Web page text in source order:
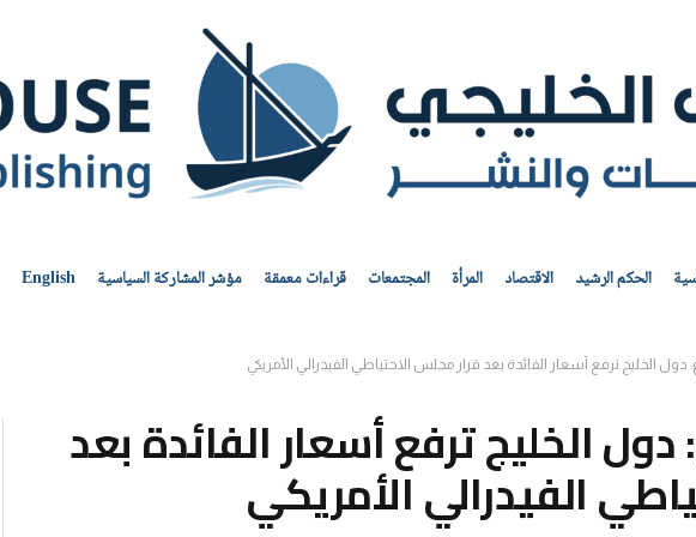
الحكم الرشيد الاقتصاد المرأة المجتمعات قراءات معمقة مؤشر المشاركة السياسية English
دول الخليج ترفع أسعار الفائدة بعد قرار مجلس الاحتياطي الفيدرالي الأمريكي
الخليج ترفع أسعار الفائدة بعد
الفيدرالي الأمريكي